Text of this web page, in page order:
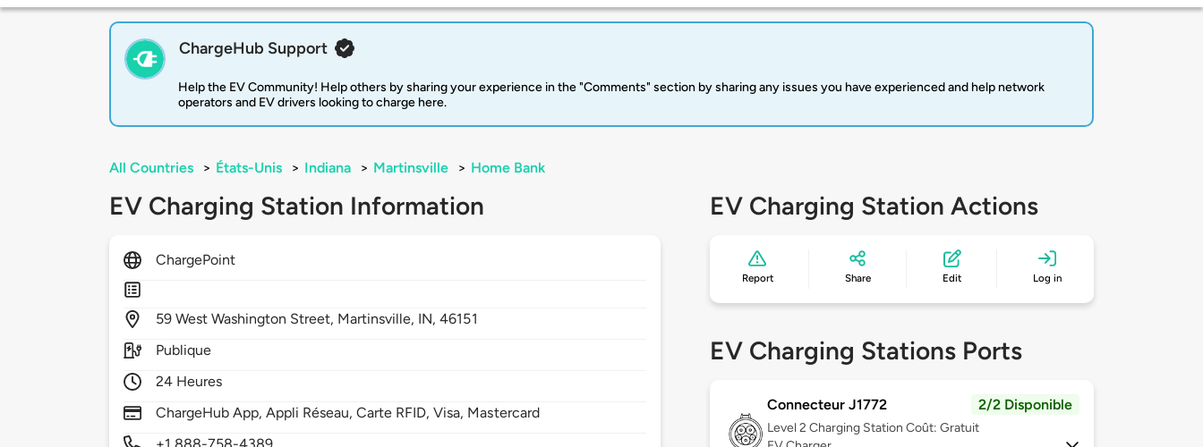
ChargeHub Support
Help the EV Community! Help others by sharing your experience in the "Comments" section by sharing any issues you have experienced and help network
operators and EV drivers looking to charge here.
All Countries > États-Unis > Indiana > Martinsville > Home Bank
EV Charging Station Information
ChargePoint
59West Washington Street, Martinsville, IN,46151
Publique
24 Heures
ChargeHub App, Appli Réseau, Carte RFID, Visa, Mastercard
EV Charging Station Actions
Report Share Edit Log in
EV Charging Stations Ports
Connecteur J1772 2/2 Disponible
Level 2 Charging Station Coût: Gratuit